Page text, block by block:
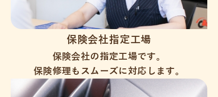
保険会社指定工場
保険会社の指定工場です。
保険修理もスムーズに対応します。